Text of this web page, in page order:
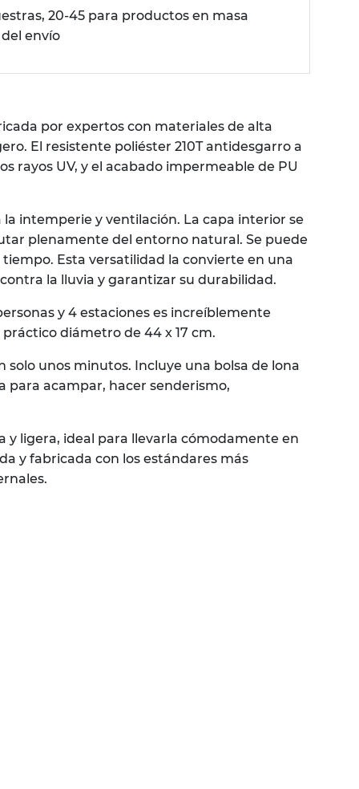
20-45 para productos en masa
del envío
por expertos con materiales de alta
El resistente poliéster 210T antidesgarro a
rayos UV, y el acabado impermeable de PU
intemperie y ventilación. La capa interior se
plenamente del entorno natural. Se puede
Esta versatilidad la convierte en una
la lluvia y garantizar su durabilidad.
y 4 estaciones es increíblemente
diámetro de 44 x 17 cm.
unos minutos. Incluye una bolsa de lona
para acampar, hacer senderismo,
y ligera, ideal para llevarla cómodamente en
y fabricada con los estándares más